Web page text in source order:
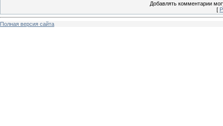
Добавлять комментарии
[
Полная версия сайта